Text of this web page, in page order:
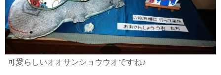
可愛らしいオオサンショウウオですね♪